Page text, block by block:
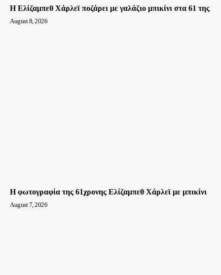
Η Ελίζαμπεθ Χάρλεϊ ποζάρει με γαλάζιο μπικίνι στα 61 της
August 8, 2026
Η φωτογραφία της 61χρονης Ελίζαμπεθ Χάρλεϊ με μπικίνι
August 7, 2026